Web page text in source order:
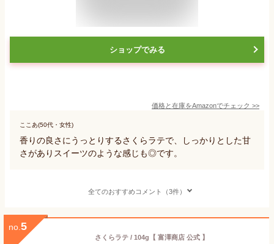
ショップでみる
価格と在庫をAmazonでチェック >>
ここあ(50代・女性)
香りの良さにうっとりするさくらラテで、しっかりとした甘
さがありスイーツのような感じも◎です。
全てのおすすめコメント（3件）
no. 5
さくらラテ / 104g【 富澤商店 公式 】